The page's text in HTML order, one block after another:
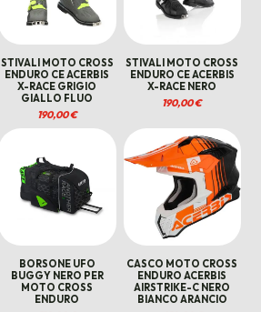
STIVALI MOTO CROSS
ENDURO CE ACERBIS
X-RACE GRIGIO
GIALLO FLUO
190,00€
STIVALI MOTO CROSS
ENDURO CE ACERBIS
X-RACE NERO
190,00€
BORSONE UFO
BUGGY NERO PER
MOTO CROSS
ENDURO
CASCO MOTO CROSS
ENDURO ACERBIS
AIRSTRIKE-C NERO
BIANCO ARANCIO